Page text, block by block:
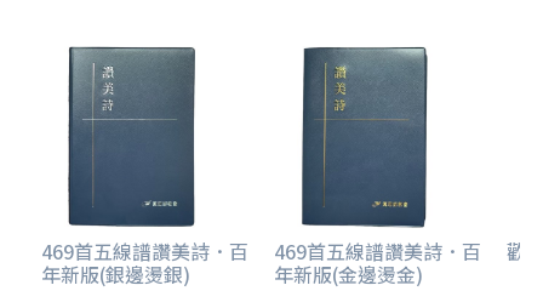
469首五線譜讚美詩．百
年新版(銀邊燙銀)
469首五線譜讚美詩．百
年新版(金邊燙金)
歡